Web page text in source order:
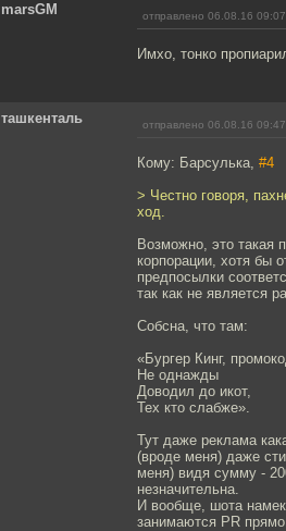
marsGM отправлено 06.08.16 09:07
Имхо, тонко
ташкенталь отправлено 06.08.16 09:47
Кому: Барсулька, #4
> Честно говоря,
ход.
Возможно, это такая
корпорации, хотя бы
предпосылки
так как не является
Собсна, что там:
«Бургер Кинг,
Не однажды
Доводил до икот,
Тех кто слабже».
Тут даже реклама
(вроде меня) даже
меня) видя сумму -
незначительна.
И вообще, шота
занимаются PR